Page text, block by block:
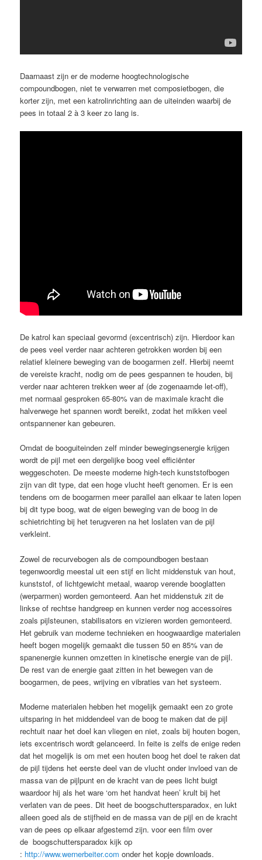
Daarnaast zijn er de moderne hoogtechnologische
compoundbogen, niet te verwarren met composietbogen, die
korter zijn, met een katrolinrichting aan de uiteinden waarbij de
pees in totaal 2 à 3 keer zo lang is.
De katrol kan speciaal gevormd (excentrisch) zijn. Hierdoor kan
de pees veel verder naar achteren getrokken worden bij een
relatief kleinere beweging van de boogarmen zelf. Hierbij neemt
de vereiste kracht, nodig om de pees gespannen te houden, bij
verder naar achteren trekken weer af (de zogenaamde let-off),
met normaal gesproken 65-80% van de maximale kracht die
halverwege het spannen wordt bereikt, zodat het mikken veel
ontspannener kan gebeuren.
Omdat de booguiteinden zelf minder bewegingsenergie krijgen
wordt de pijl met een dergelijke boog veel efficiënter
weggeschoten. De meeste moderne high-tech kunststofbogen
zijn van dit type, dat een hoge vlucht heeft genomen. Er is een
tendens om de boogarmen meer parallel aan elkaar te laten lopen
bij dit type boog, wat de eigen beweging van de boog in de
schietrichting bij het terugveren na het loslaten van de pijl
verkleint.
Zowel de recurvebogen als de compoundbogen bestaan
tegenwoordig meestal uit een stijf en licht middenstuk van hout,
kunststof, of lichtgewicht metaal, waarop verende booglatten
(werparmen) worden gemonteerd. Aan het middenstuk zit de
linkse of rechtse handgreep en kunnen verder nog accessoires
zoals pijlsteunen, stabilisators en vizieren worden gemonteerd.
Het gebruik van moderne technieken en hoogwaardige materialen
heeft bogen mogelijk gemaakt die tussen 50 en 85% van de
spanenergie kunnen omzetten in kinetische energie van de pijl.
De rest van de energie gaat zitten in het bewegen van de
boogarmen, de pees, wrijving en vibraties van het systeem.
Moderne materialen hebben het mogelijk gemaakt een zo grote
uitsparing in het middendeel van de boog te maken dat de pijl
rechtuit naar het doel kan vliegen en niet, zoals bij houten bogen,
iets excentrisch wordt gelanceerd. In feite is zelfs de enige reden
dat het mogelijk is om met een houten boog het doel te raken dat
de pijl tijdens het eerste deel van de vlucht onder invloed van de
massa van de pijlpunt en de kracht van de pees licht buigt
waardoor hij als het ware ‘om het handvat heen’ krult bij het
verlaten van de pees. Dit heet de boogschuttersparadox, en lukt
alleen goed als de stijfheid en de massa van de pijl en de kracht
van de pees op elkaar afgestemd zijn. voor een film over
de boogschuttersparadox kijk op
: http://www.wernerbeiter.com onder het kopje downloads.